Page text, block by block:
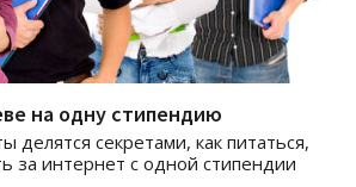
на одну стипендию
делятся секретами, как питаться,
за интернет с одной стипендии